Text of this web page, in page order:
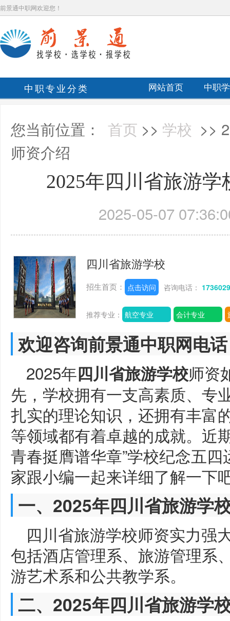
前景通中职网欢迎您！
中职专业分类 网站首页 中职
您当前位置： 首页 >> 学校 >>
师资介绍
2025年四川省旅游
2025-05-07
四川省旅游学校
招生首页： 点击访问 咨询电话：
推荐专业： 航空专业 会计专业
欢迎咨询前景通中职网电
2025年四川省旅游学校师资
先，学校拥有一支高素质、专
扎实的理论知识，还拥有丰富
等领域都有着卓越的成就。近
青春挺膺谱华章”学校纪念五
家跟小编一起来详细了解一下
一、2025年四川省旅游学
四川省旅游学校师资实力强
包括酒店管理系、旅游管理系
游艺术系和公共教学系。
二、2025年四川省旅游学